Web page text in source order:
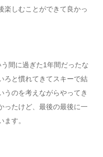
楽しむことができて良かっ
間に過ぎた1年間だったな
ろと慣れてきてスキーで結
うのを考えながらやってき
ったけど、最後の最後に一
す。